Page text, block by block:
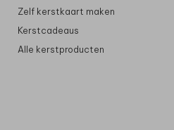
Zelf kerstkaart maken
Kerstcadeaus
Alle kerstproducten